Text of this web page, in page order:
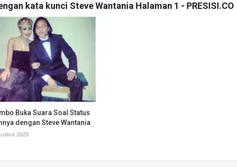
kata kunci Steve Wantania Halaman 1 - PRESISI.CO
Buka Suara Soal Status
dengan Steve Wantania
2023